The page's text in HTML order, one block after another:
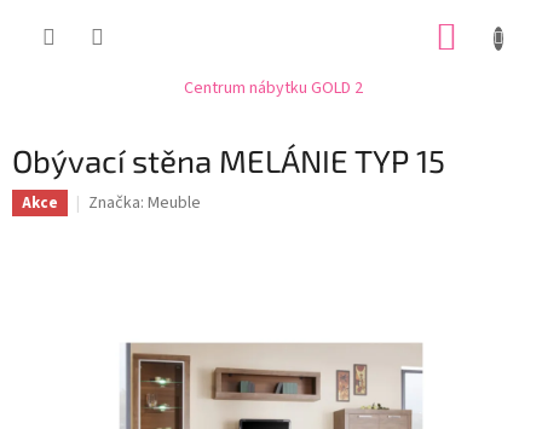
Centrum nábytku GOLD 2
Obývací stěna MELÁNIE TYP 15
Akce Značka: Meuble